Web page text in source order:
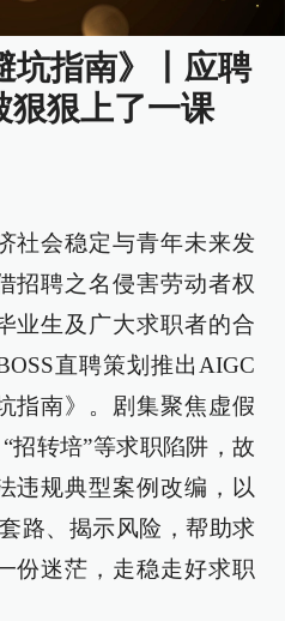
坑指南》丨应聘
狠狠上了一课
社会稳定与青年未来发
招聘之名侵害劳动者权
业生及广大求职者的合
直聘策划推出AIGC
指南》。剧集聚焦虚假
招转培”等求职陷阱，故
违规典型案例改编，以
路、揭示风险，帮助求
份迷茫，走稳走好求职